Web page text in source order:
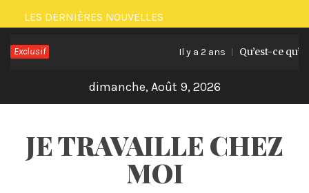
Passer
au
contenu
LES DERNIÈRES NOUVELLES
Exclusif Il y a 2 ans Qu’est-ce qu’un
dimanche, Août 9, 2026
JE TRAVAILLE CHEZ
MOI